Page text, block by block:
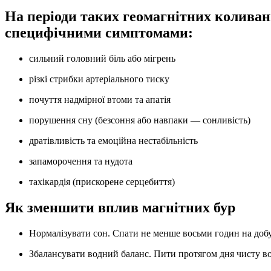
На періоди таких геомагнітних
специфічними симптомами:
сильний головний біль або мігрень
різкі стрибки артеріального тиску
почуття надмірної втоми та апатія
порушення сну (безсоння або навпаки — сонливість)
дратівливість та емоційна нестабільність
запаморочення та нудота
тахікардія (прискорене серцебиття)
Як зменшити вплив магнітних бур
Нормалізувати сон. Спати не менше восьми годин на
Збалансувати водний баланс. Пити протягом дня чисту